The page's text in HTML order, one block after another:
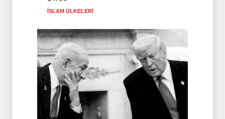
İSLAM ÜLKELERİ
İSLAM ÜLKELERİ